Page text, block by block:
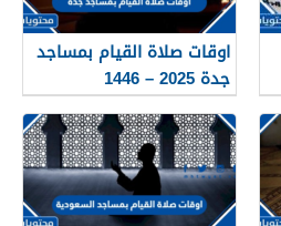
اوقات صلاة القيام بمساجد
جدة 2025 – 1446